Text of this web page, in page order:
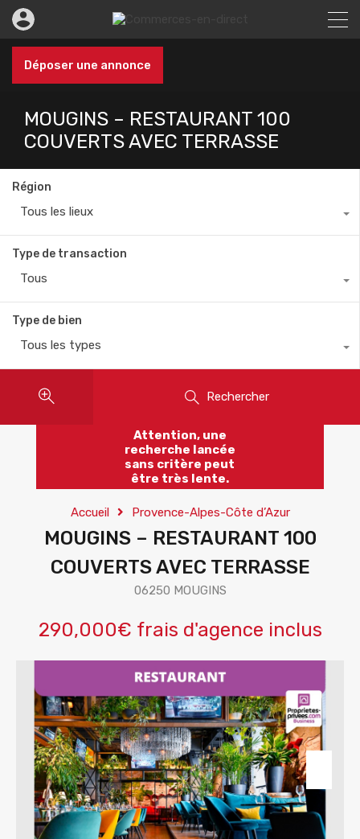
Déposer une annonce
MOUGINS – RESTAURANT 100
COUVERTS AVEC TERRASSE
Région
Tous les lieux
Type de transaction
Tous
Type de bien
Tous les types
Rechercher
Attention, une
recherche lancée
sans critère peut
être très lente.
Accueil Provence-Alpes-Côte d’Azur
MOUGINS – RESTAURANT 100
COUVERTS AVEC TERRASSE
06250 MOUGINS
290,000€ frais d'agence inclus